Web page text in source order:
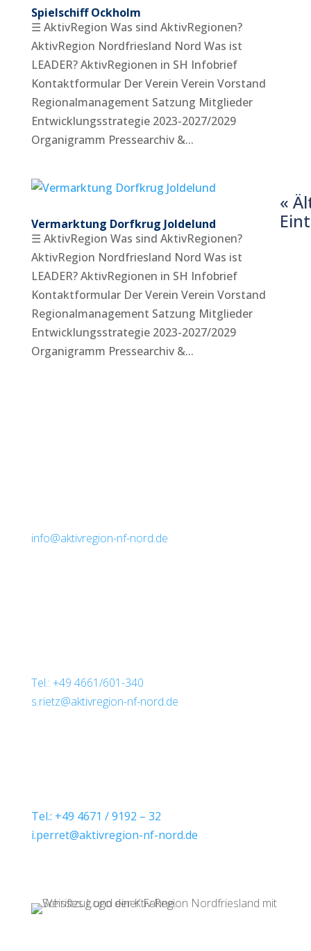
Spielschiff Ockholm
☰ AktivRegion Was sind AktivRegionen?
AktivRegion Nordfriesland Nord Was ist
LEADER? AktivRegionen in SH Infobrief
Kontaktformular Der Verein Verein Vorstand
Regionalmanagement Satzung Mitglieder
Entwicklungsstrategie 2023-2027/2029
Organigramm Pressearchiv &...
Vermarktung Dorfkrug Joldelund
☰ AktivRegion Was sind AktivRegionen?
AktivRegion Nordfriesland Nord Was ist
LEADER? AktivRegionen in SH Infobrief
Kontaktformular Der Verein Verein Vorstand
Regionalmanagement Satzung Mitglieder
Entwicklungsstrategie 2023-2027/2029
Organigramm Pressearchiv &...
«
info@aktivregion-nf-nord.de
Tel.: +49 4661/601-340
s.rietz@aktivregion-nf-nord.de
Tel.: +49 4671 / 9192 – 32
i.perret@aktivregion-nf-nord.de